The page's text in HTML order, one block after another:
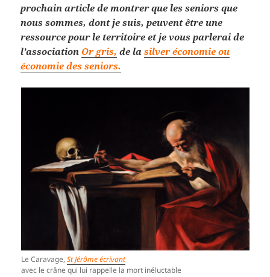
prochain article de montrer que les seniors que
nous sommes, dont je suis, peuvent être une
ressource pour le territoire et je vous parlerai de
l’association Or gris, de lasilver économie ou
économie des seniors.
Le Caravage, St Jérôme écrivant
avec le crâne qui lui rappelle la mort inéluctable